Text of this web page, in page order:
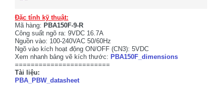
Đặc tính kỹ thuật:
Mã hàng: PBA150F-9-R
Công suất ngõ ra: 9VDC 16.7A
Nguồn vào: 100-240VAC 50/60Hz
Ngõ vào kích hoạt động ON/OFF (CN3): 5VDC
Xem nhanh bảng vẽ kích thước: PBA150F_dimensions
========================
Tài liệu:
PBA_PBW_datasheet